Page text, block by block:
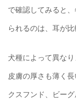
で確認してみると
られるのは、耳が比
犬種によって異な
皮膚の厚さも薄く
クスフンド、ビー